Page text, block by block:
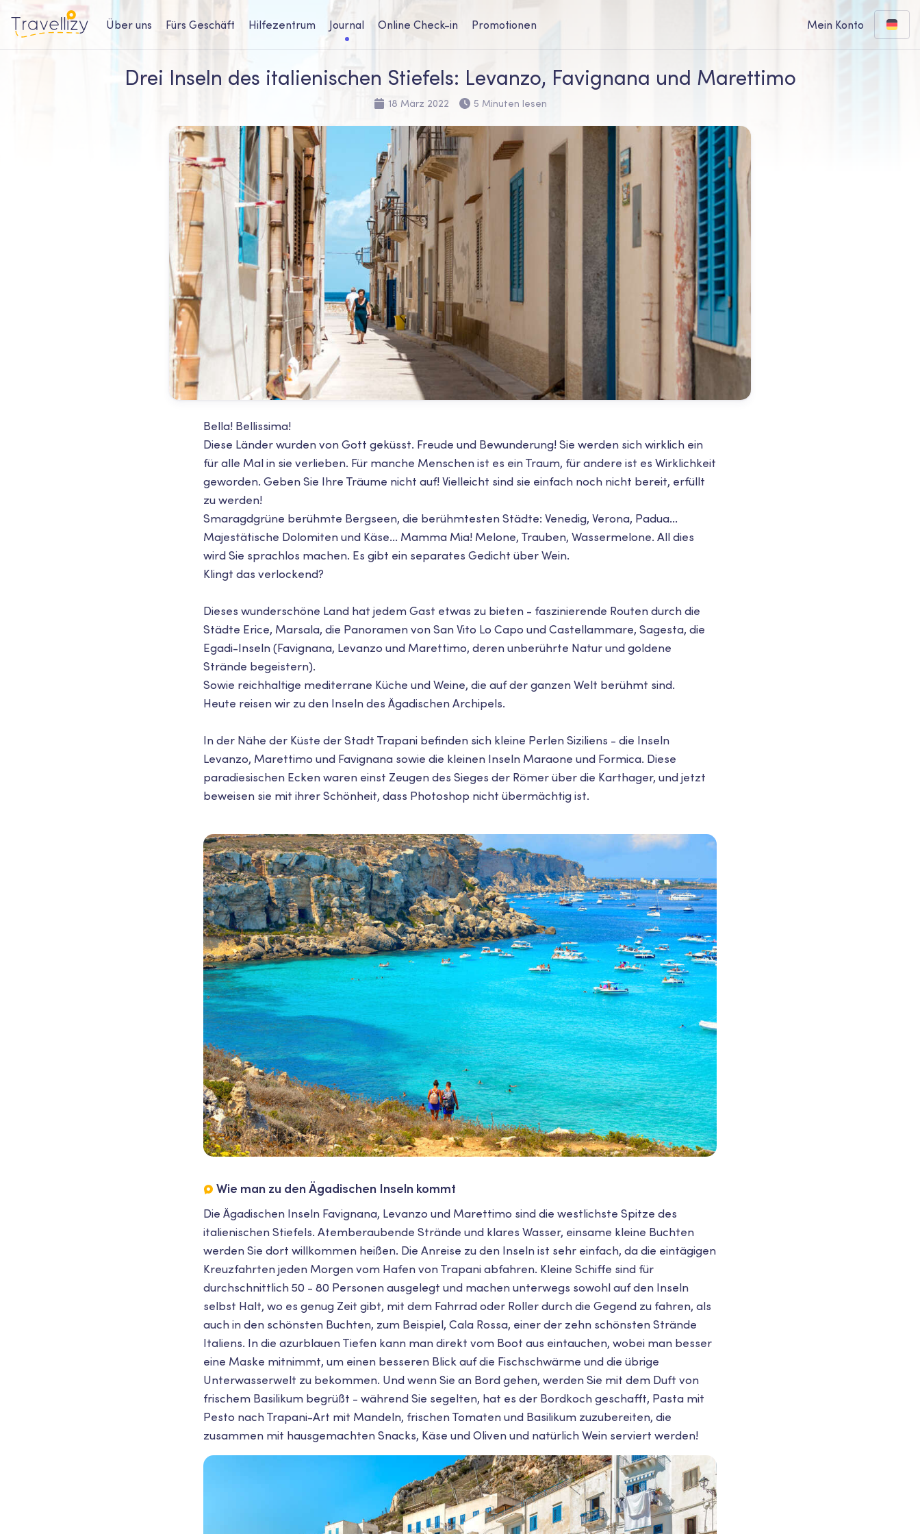
Über uns Fürs Geschäft Hilfezentrum Journal Online Check-in Promotionen Mein Konto
Drei Inseln des italienischen Stiefels: Levanzo, Favignana und Marettimo
18 März 2022 5 Minuten lesen
Bella! Bellissima!
Diese Länder wurden von Gott geküsst. Freude und Bewunderung! Sie werden sich wirklich ein
für alle Mal in sie verlieben. Für manche Menschen ist es ein Traum, für andere ist es Wirklichkeit
geworden. Geben Sie Ihre Träume nicht auf! Vielleicht sind sie einfach noch nicht bereit, erfüllt
zu werden!
Smaragdgrüne berühmte Bergseen, die berühmtesten Städte: Venedig, Verona, Padua...
Majestätische Dolomiten und Käse... Mamma Mia! Melone, Trauben, Wassermelone. All dies
wird Sie sprachlos machen. Es gibt ein separates Gedicht über Wein.
Klingt das verlockend?
Dieses wunderschöne Land hat jedem Gast etwas zu bieten - faszinierende Routen durch die
Städte Erice, Marsala, die Panoramen von San Vito Lo Capo und Castellammare, Sagesta, die
Egadi-Inseln (Favignana, Levanzo und Marettimo, deren unberührte Natur und goldene
Strände begeistern).
Sowie reichhaltige mediterrane Küche und Weine, die auf der ganzen Welt berühmt sind.
Heute reisen wir zu den Inseln des Ägadischen Archipels.
In der Nähe der Küste der Stadt Trapani befinden sich kleine Perlen Siziliens - die Inseln
Levanzo, Marettimo und Favignana sowie die kleinen Inseln Maraone und Formica. Diese
paradiesischen Ecken waren einst Zeugen des Sieges der Römer über die Karthager, und jetzt
beweisen sie mit ihrer Schönheit, dass Photoshop nicht übermächtig ist.
Wie man zu den Ägadischen Inseln kommt
Die Ägadischen Inseln Favignana, Levanzo und Marettimo sind die westlichste Spitze des
italienischen Stiefels. Atemberaubende Strände und klares Wasser, einsame kleine Buchten
werden Sie dort willkommen heißen. Die Anreise zu den Inseln ist sehr einfach, da die eintägigen
Kreuzfahrten jeden Morgen vom Hafen von Trapani abfahren. Kleine Schiffe sind für
durchschnittlich 50 - 80 Personen ausgelegt und machen unterwegs sowohl auf den Inseln
selbst Halt, wo es genug Zeit gibt, mit dem Fahrrad oder Roller durch die Gegend zu fahren, als
auch in den schönsten Buchten, zum Beispiel, Cala Rossa, einer der zehn schönsten Strände
Italiens. In die azurblauen Tiefen kann man direkt vom Boot aus eintauchen, wobei man besser
eine Maske mitnimmt, um einen besseren Blick auf die Fischschwärme und die übrige
Unterwasserwelt zu bekommen. Und wenn Sie an Bord gehen, werden Sie mit dem Duft von
frischem Basilikum begrüßt - während Sie segelten, hat es der Bordkoch geschafft, Pasta mit
Pesto nach Trapani-Art mit Mandeln, frischen Tomaten und Basilikum zuzubereiten, die
zusammen mit hausgemachten Snacks, Käse und Oliven und natürlich Wein serviert werden!